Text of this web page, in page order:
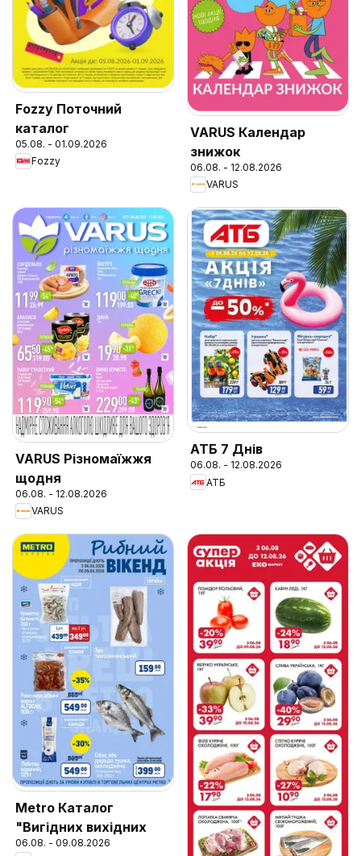
Fozzy Поточний
каталог
05.08. - 01.09.2026
Fozzy
VARUS Календар
знижок
06.08. - 12.08.2026
VARUS
VARUS Різномаїжжя
щодня
06.08. - 12.08.2026
VARUS
АТБ 7 Днів
06.08. - 12.08.2026
АТБ
Metro Каталог
"Вигідних вихідних
06.08. - 09.08.2026